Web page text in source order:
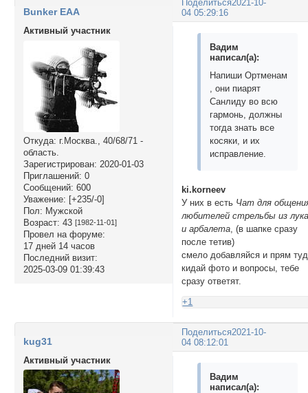
Поделиться2021-10-
04 05:29:16
Bunker EAA
Активный участник
Откуда: г.Москва., 40/68/71 -
область.
Зарегистрирован: 2020-01-03
Приглашений: 0
Сообщений: 600
Уважение: [+235/-0]
Пол: Мужской
Возраст: 43 [1982-11-01]
Провел на форуме:
17 дней 14 часов
Последний визит:
2025-03-09 01:39:43
Вадим
написал(а):
Напиши Ортменам
, они пиарят
Санлиду во всю
гармонь, должны
тогда знать все
косяки, и их
исправление.
ki.korneev
У них весть Чат для
любителей стрельбы из
и арбалета , (в шапке сразу
после тетив)
смело добавляйся и прям
кидай фото и вопросы, тебе
сразу ответят.
+1
Поделиться2021-10-
04 08:12:01
kug31
Активный участник
Вадим
написал(а):